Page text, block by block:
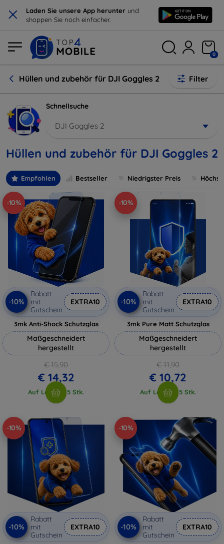
× Laden Sie unsere App herunter und
shoppen Sie noch einfacher.
0
Hüllen und zubehör für DJI Goggles 2 Filter
Schnellsuche
DJI Goggles 2
Hüllen und zubehör für DJI Goggles 2
Empfohlen Bestseller Niedrigster Preis
-10%
-10%
Rabatt
mit
Gutschein
EXTRA10
3mk Anti-Shock Schutzglas
Maßgeschneidert
hergestellt
€ 15,90
€ 14,32
Auf Lager > 5 Stk.
-10%
-10%
Rabatt
mit
Gutschein
EXTRA10
3mk Pure Matt Schutzglas
Maßgeschneidert
hergestellt
€ 11,90
€ 10,72
Auf Lager > 5 Stk.
-10%
-10%
Rabatt
mit
Gutschein
EXTRA10
-10%
-10%
Rabatt
mit
Gutschein
EXTRA10